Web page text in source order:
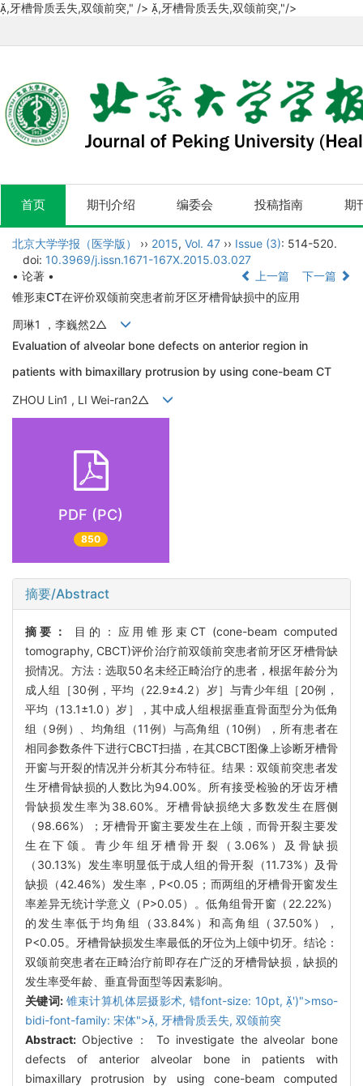
,牙槽骨质丢失,双颌前突," /> ,牙槽骨质丢失,双颌前突,"/>
首页 期刊介绍 编委会 投稿指南 期
北京大学学报（医学版） ›› 2015, Vol. 47 ›› Issue (3): 514-520.
doi: 10.3969/j.issn.1671-167X.2015.03.027
• 论著 •
上一篇
下一篇
锥形束CT在评价双颌前突患者前牙区牙槽骨缺损中的应用
周琳1 ，李巍然2△
Evaluation of alveolar bone defects on anterior region in
patients with bimaxillary protrusion by using cone-beam CT
ZHOU Lin1 , LI Wei-ran2△
PDF (PC)
850
摘要/Abstract
摘要：
目的：应用锥形束CT (cone-beam computed
tomography, CBCT)评价治疗前双颌前突患者前牙区牙槽骨缺
损情况。方法：选取50名未经正畸治疗的患者，根据年龄分为
成人组［30例，平均（22.9±4.2）岁］与青少年组［20例，
平均（13.1±1.0）岁］，其中成人组根据垂直骨面型分为低角
组（9例）、均角组（11例）与高角组（10例），所有患者在
相同参数条件下进行CBCT扫描，在其CBCT图像上诊断牙槽骨
开窗与开裂的情况并分析其分布特征。结果：双颌前突患者发
生牙槽骨缺损的人数比为94.00%。所有接受检验的牙齿牙槽
骨缺损发生率为38.60%。牙槽骨缺损绝大多数发生在唇侧
（98.66%）；牙槽骨开窗主要发生在上颌，而骨开裂主要发
生在下颌。青少年组牙槽骨开裂（3.06%）及骨缺损
（30.13%）发生率明显低于成人组的骨开裂（11.73%）及骨
缺损（42.46%）发生率，P<0.05；而两组的牙槽骨开窗发生
率差异无统计学意义（P>0.05）。低角组骨开窗（22.22%）
的发生率低于均角组（33.84%）和高角组（37.50%），
P<0.05。牙槽骨缺损发生率最低的牙位为上颌中切牙。结论：
双颌前突患者在正畸治疗前即存在广泛的牙槽骨缺损，缺损的
发生率受年龄、垂直骨面型等因素影响。
关键词: 锥束计算机体层摄影术, 错font-size: 10pt, ')">mso-
bidi-font-family: 宋体">, 牙槽骨质丢失, 双颌前突
Abstract: Objective： To investigate the alveolar bone
defects of anterior alveolar bone in patients with
bimaxillary protrusion by using cone-beam computed